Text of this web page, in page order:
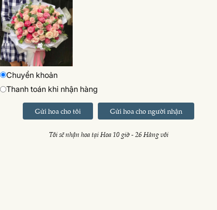
Chuyển khoản
Thanh toán khi nhận hàng
Gửi hoa cho tôi Gửi hoa cho người nhận
Tôi sẽ nhận hoa tại Hoa 10 giờ - 26 Hàng vôi